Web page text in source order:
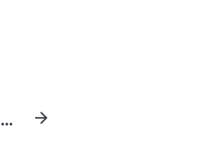
FAIRE SA PROPRE CARTE AVEC TILEMILL CARTOCSS ET OPENSTREETMAP